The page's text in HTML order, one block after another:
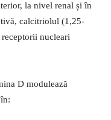
la nivel renal și în
calcitriolul (1,25-
nucleari
D modulează